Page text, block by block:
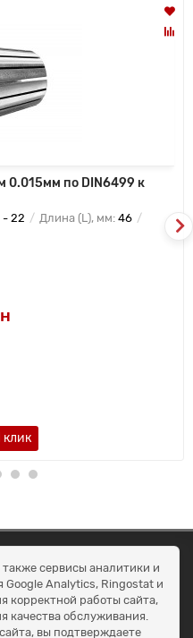
0.015мм по DIN6499 к
- 22 Длина (L), мм: 46
клик
сервисы аналитики и
Analytics, Ringostat и
корректной работы сайта,
качества обслуживания.
вы подтверждаете